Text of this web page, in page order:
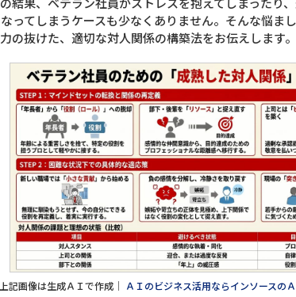
ってしまうケースも少なくありません。そんな悩ま
の抜けた、適切な対人関係の構築法をお伝えします。
記画像は生成ＡＩで作成｜ ＡＩのビジネス活用ならインソースの